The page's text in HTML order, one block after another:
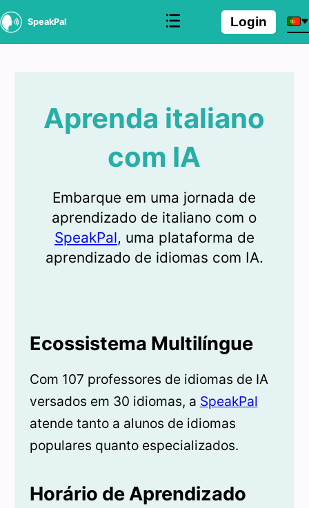
SpeakPal Login
Aprenda italiano
com IA
Embarque em uma jornada de
aprendizado de italiano com o
SpeakPal, uma plataforma de
aprendizado de idiomas com IA.
Ecossistema Multilíngue
Com 107 professores de idiomas de IA
versados em 30 idiomas, a SpeakPal
atende tanto a alunos de idiomas
populares quanto especializados.
Horário de Aprendizado